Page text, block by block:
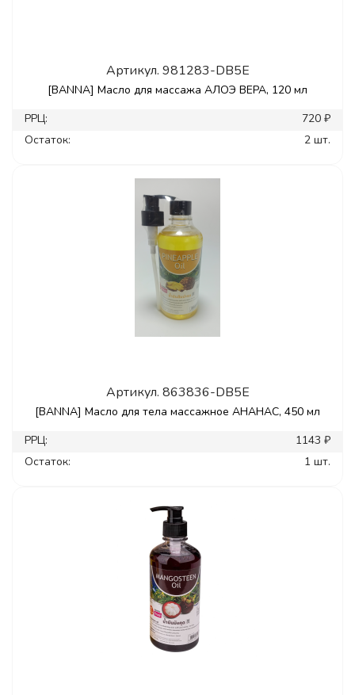
Артикул. 981283-DB5E
[BANNA] Масло для массажа АЛОЭ ВЕРА, 120 мл
РРЦ:
720 ₽
Остаток:
2 шт.
Артикул. 863836-DB5E
[BANNA] Масло для тела массажное АНАНАС, 450 мл
РРЦ:
1143 ₽
Остаток:
1 шт.